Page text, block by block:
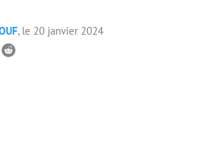
, le 20 janvier 2024
Reddit